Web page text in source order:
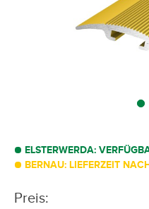
ELSTERWERDA:
BERNAU: LIEFERZEIT
Preis: